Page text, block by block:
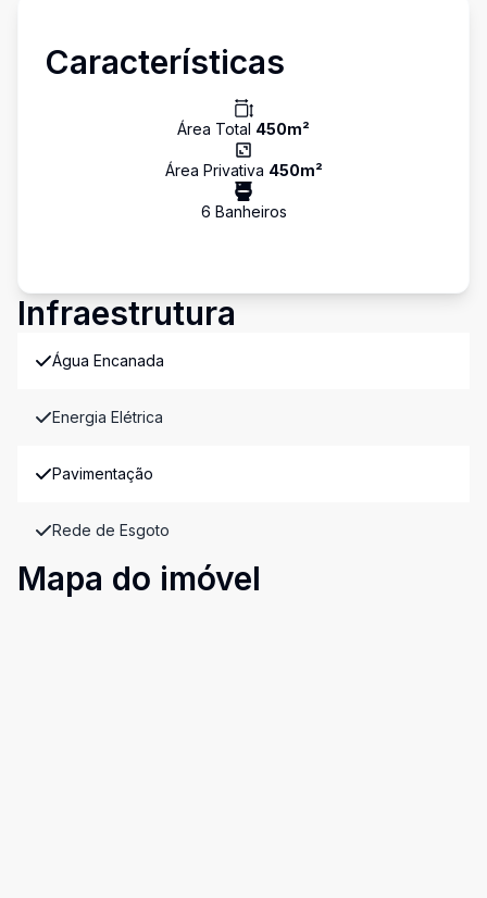
Características
Área Total 450m²
Área Privativa 450m²
6 Banheiros
Infraestrutura
Água Encanada
Energia Elétrica
Pavimentação
Rede de Esgoto
Mapa do imóvel